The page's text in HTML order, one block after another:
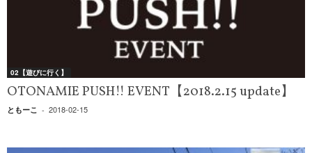
02【遊びに行く】
OTONAMIE PUSH!! EVENT【2018.2.15 update】
ともーこ - 2018-02-15